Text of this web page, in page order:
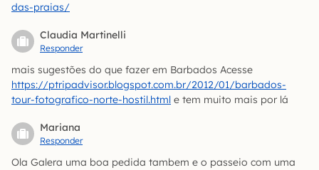
das-praias/
Claudia Martinelli
Responder
mais sugestões do que fazer em Barbados Acesse
https://ptripadvisor.blogspot.com.br/2012/01/barbados-
tour-fotografico-norte-hostil.html e tem muito mais por lá
Mariana
Responder
Ola Galera uma boa pedida tambem e o passeio com uma